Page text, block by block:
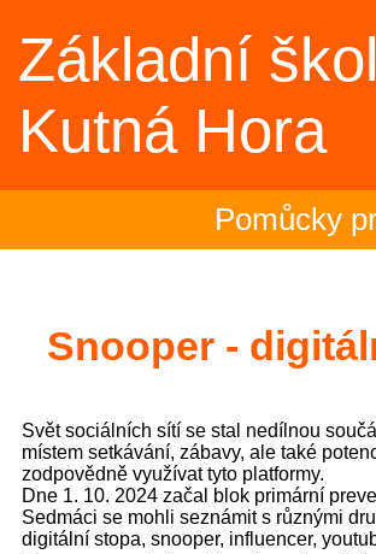
Základní
Kutná Hora
Pomůcky
školy)
Zakončení
Třeťáci
Snooper -
Svět sociálních sítí se stal nedílnou
místem setkávání, zábavy, ale také
zodpovědně využívat tyto platformy.
Dne 1. 10. 2024 začal blok primární
Sedmáci se mohli seznámit s různými
digitální stopa, snooper, influencer,